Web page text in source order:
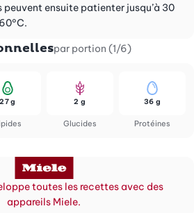
peuvent ensuite patienter jusqu’à 30
par portion (1/6)
27 g
Glucides
2 g
Protéines
36 g
toutes les recettes avec des
appareils Miele.